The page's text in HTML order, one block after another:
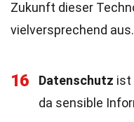
Zukunft dieser
vielversprechend aus.
16 Datenschutz ist
da sensible